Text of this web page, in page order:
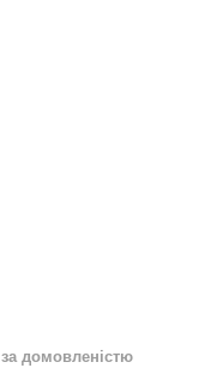
за домовленістю